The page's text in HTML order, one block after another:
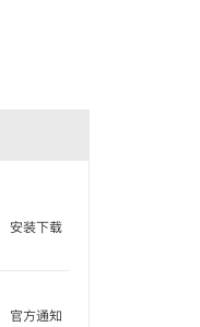
安装下载
官方通知